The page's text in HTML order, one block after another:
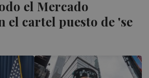
el Mercado
el cartel puesto de 'se